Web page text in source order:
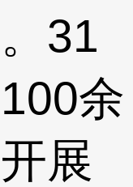
31
余
展